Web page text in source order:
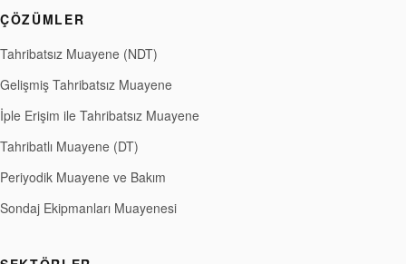
ÇÖZÜMLER
Tahribatsız Muayene (NDT)
Gelişmiş Tahribatsız Muayene
İple Erişim ile Tahribatsız Muayene
Tahribatlı Muayene (DT)
Periyodik Muayene ve Bakım
Sondaj Ekipmanları Muayenesi